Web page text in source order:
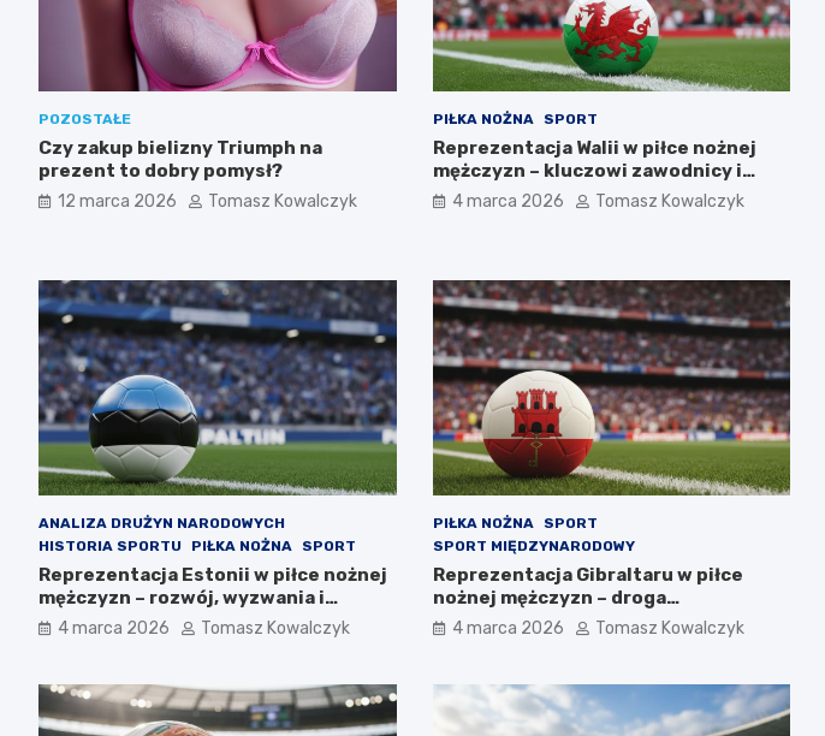
POZOSTAŁE
Czy zakup bielizny Triumph na
prezent to dobry pomysł?
12 marca 2026 Tomasz Kowalczyk
PIŁKA NOŻNA SPORT
Reprezentacja Walii w piłce nożnej
mężczyzn – kluczowi zawodnicy i
turnieje
4 marca 2026 Tomasz Kowalczyk
ANALIZA DRUŻYN NARODOWYCH
HISTORIA SPORTU
PIŁKA NOŻNA SPORT
Reprezentacja Estonii w piłce nożnej
mężczyzn – rozwój, wyzwania i
perspektywy
4 marca 2026 Tomasz Kowalczyk
PIŁKA NOŻNA
SPORT
SPORT MIĘDZYNARODOWY
Reprezentacja Gibraltaru w piłce
nożnej mężczyzn – droga
najmniejszej federacji
4 marca 2026 Tomasz Kowalczyk